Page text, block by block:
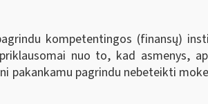
kompetentingos (finansų)
nuo to, kad asmenys,
pagrindu nebeteikti